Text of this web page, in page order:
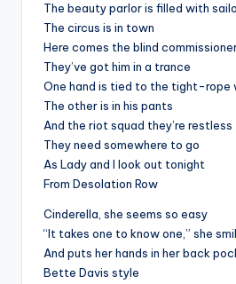
The beauty parlor is filled with
The circus is in town
Here comes the blind
They’ve got him in a trance
One hand is tied to the tight-rope
The other is in his pants
And the riot squad they’re restless
They need somewhere to go
As Lady and I look out tonight
From Desolation Row
Cinderella, she seems so easy
“It takes one to know one,” she
And puts her hands in her back
Bette Davis style